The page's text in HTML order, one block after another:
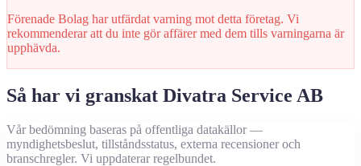
Förenade Bolag har utfärdat varning mot detta företag. Vi
rekommenderar att du inte gör affärer med dem tills varningarna är
upphävda.
Så har vi granskat Divatra Service AB
Vår bedömning baseras på offentliga datakällor —
myndighetsbeslut, tillståndsstatus, externa recensioner och
branschregler. Vi uppdaterar regelbundet.